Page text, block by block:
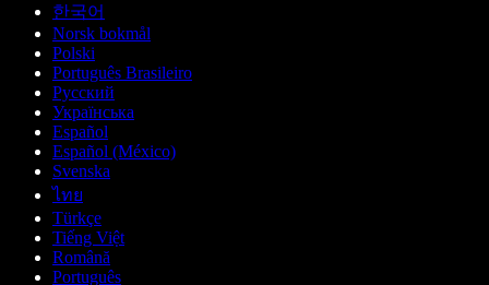
한국어
Norsk bokmål
Polski
Português Brasileiro
Русский
Українська
Español
Español (México)
Svenska
ไทย
Türkçe
Tiếng Việt
Română
Português